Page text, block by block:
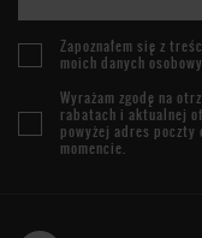
Zapoznałem się z
moich danych
Wyrażam zgodę na
rabatach i aktualnej
powyżej adres poczty
momencie.